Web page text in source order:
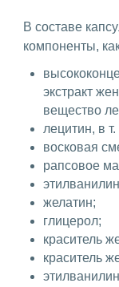
В составе
компоненты,
экстракт
вещество
лецитин, в
восковая
рапсовое
желатин;
глицерол;
краситель
краситель